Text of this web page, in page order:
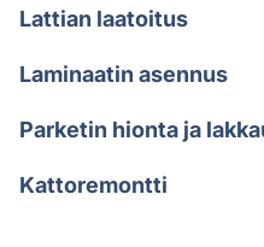
Lattian laatoitus
Laminaatin asennus
Parketin hionta ja
Kattoremontti